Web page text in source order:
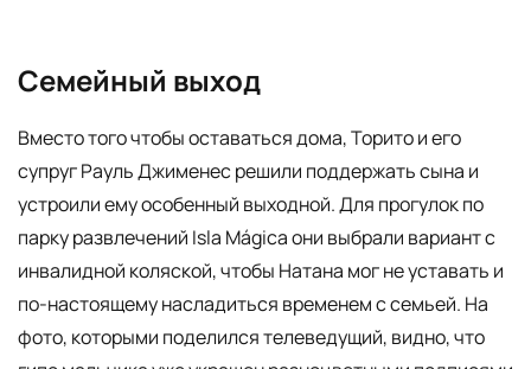
Семейный выход
Вместо того чтобы оставаться дома, Торито и его
супруг Рауль Джименес решили поддержать сына и
устроили ему особенный выходной. Для прогулок по
парку развлечений Isla Mágica они выбрали вариант с
инвалидной коляской, чтобы Натана мог не уставать и
по-настоящему насладиться временем с семьей. На
фото, которыми поделился телеведущий, видно, что